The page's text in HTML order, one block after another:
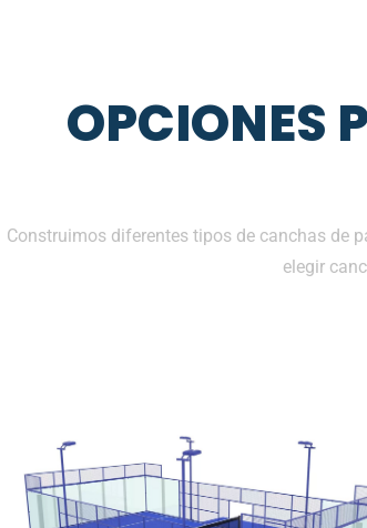
OPCIONES
Construimos diferentes tipos de canchas de
elegir